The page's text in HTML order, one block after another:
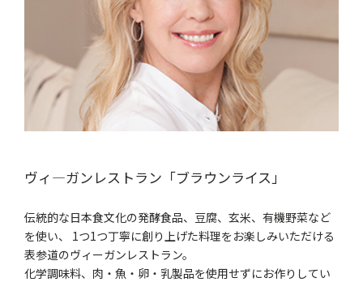
ヴィ―ガンレストラン「ブラウンライス」
伝統的な日本食文化の発酵食品、豆腐、玄米、有機野菜など
を使い、 1つ1つ丁寧に創り上げた料理をお楽しみいただける
表参道のヴィーガンレストラン。
化学調味料、肉・魚・卵・乳製品を使用せずにお作りしてい